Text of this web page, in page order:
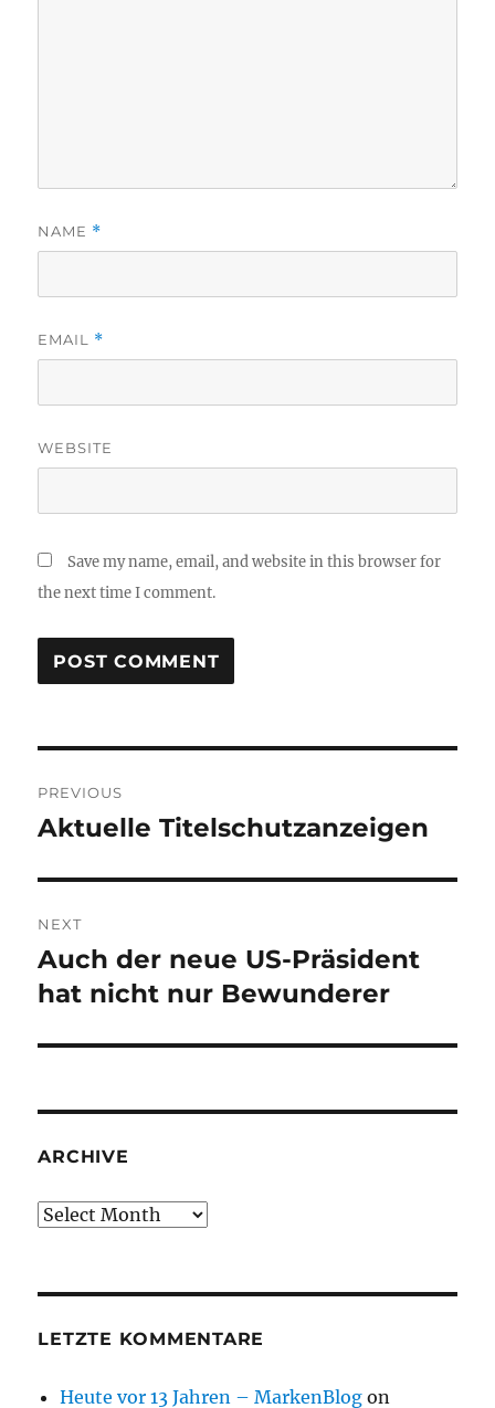
NAME *
EMAIL *
WEBSITE
Save my name, email, and website in this browser for
the next time I comment.
navigation
PREVIOUS
Previous
Aktuelle Titelschutzanzeigen
NEXT
Next
post:
Auch der neue US-Präsident
hat nicht nur Bewunderer
ARCHIVE
Archive
LETZTE KOMMENTARE
Heute vor 13 Jahren – MarkenBlog on